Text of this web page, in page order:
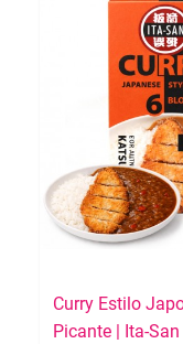
Curry Estilo
Picante | Ita-